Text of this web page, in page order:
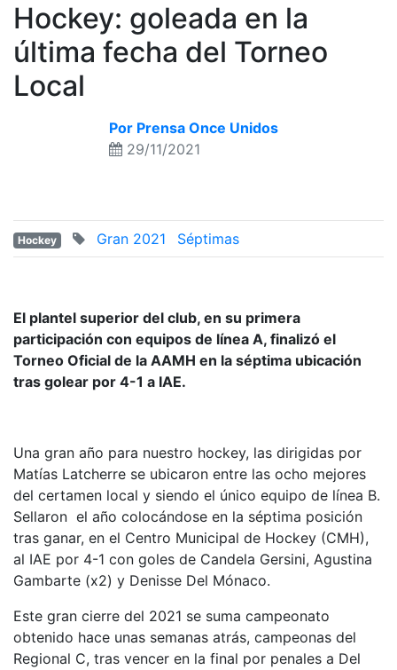
Hockey: goleada en la
última fecha del Torneo
Local
Por Prensa Once Unidos
29/11/2021
Hockey Gran 2021 Séptimas
El plantel superior del club, en su primera
participación con equipos de línea A, finalizó el
Torneo Oficial de la AAMH en la séptima ubicación
tras golear por 4-1 a IAE.
Una gran año para nuestro hockey, las dirigidas por
Matías Latcherre se ubicaron entre las ocho mejores
del certamen local y siendo el único equipo de línea B.
Sellaron el año colocándose en la séptima posición
tras ganar, en el Centro Municipal de Hockey (CMH),
al IAE por 4-1 con goles de Candela Gersini, Agustina
Gambarte (x2) y Denisse Del Mónaco.
Este gran cierre del 2021 se suma campeonato
obtenido hace unas semanas atrás, campeonas del
Regional C, tras vencer en la final por penales a Del